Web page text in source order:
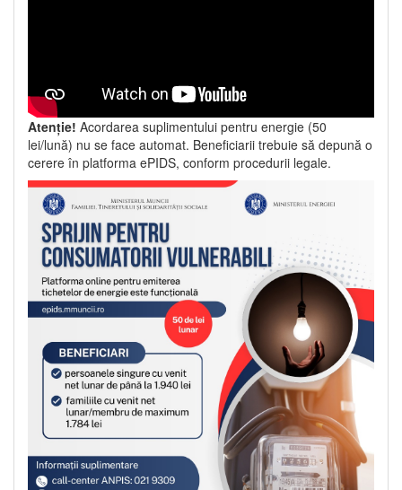
Atenție! Acordarea suplimentului pentru energie (50
lei/lună) nu se face automat. Beneficiarii trebuie să depună o
cerere în platforma ePIDS, conform procedurii legale.